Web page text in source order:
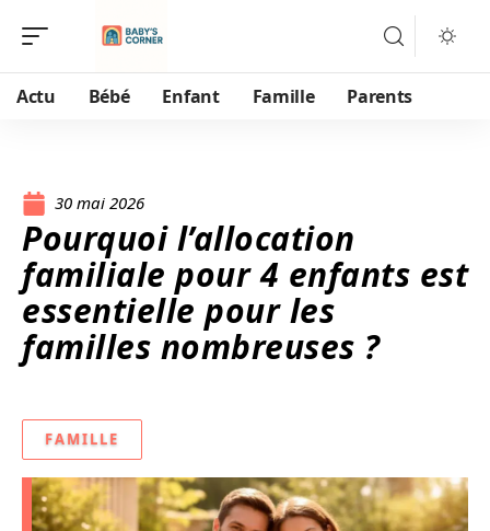
Actu Bébé Enfant Famille Parents
30 mai 2026
Pourquoi l’allocation
familiale pour 4 enfants est
essentielle pour les
familles nombreuses ?
FAMILLE